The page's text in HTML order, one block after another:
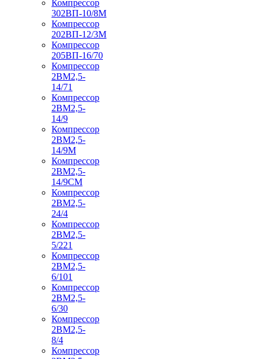
Компрессор
302ВП-10/8М
Компрессор
202ВП-12/3М
Компрессор
205ВП-16/70
Компрессор
2ВМ2,5-
14/71
Компрессор
2ВМ2,5-
14/9
Компрессор
2ВМ2,5-
14/9М
Компрессор
2ВМ2,5-
14/9СМ
Компрессор
2ВМ2,5-
24/4
Компрессор
2ВМ2,5-
5/221
Компрессор
2ВМ2,5-
6/101
Компрессор
2ВМ2,5-
6/30
Компрессор
2ВМ2,5-
8/4
Компрессор